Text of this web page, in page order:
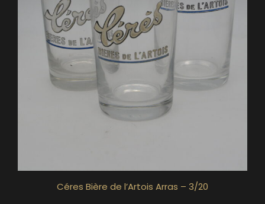
Céres Bière de l’Artois Arras – 3/20